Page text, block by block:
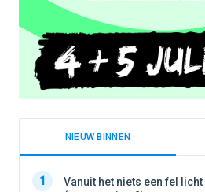
NIEUW BINNEN
1
Vanuit het niets een fel licht